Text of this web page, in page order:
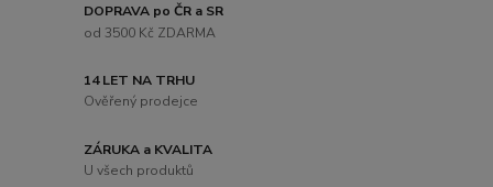
DOPRAVA po ČR a SR
od 3500 Kč ZDARMA
14 LET NA TRHU
Ověřený prodejce
ZÁRUKA a KVALITA
U všech produktů